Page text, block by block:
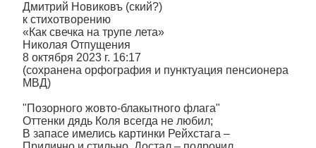
Дмитрий Новиковъ (ский?)
к стихотворению
«Как свечка на трупе лета»
Николая Отпущения
8 октября 2023 г. 16:17
(сохранена орфография и пунктуация пенсионера
МВД)
"Позорного жовто-блакытного флага"
Оттенки дядь Коля всегда не любил;
В запасе имелись картинки Рейхстага –